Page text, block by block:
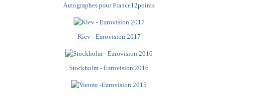
Autographes pour France12points
Kiev - Eurovision 2017
Stockholm - Eurovision 2016